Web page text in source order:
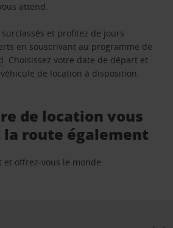
attend.
et profitez de jours
en souscrivant au programme de
. Choisissez votre date de départ et
de location à disposition.
de location vous
route également
et offrez-vous le monde.